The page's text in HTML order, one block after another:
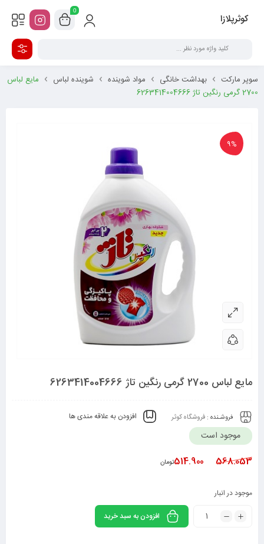
کوثرپلازا
0
سوپر مارکت بهداشت خانگی مواد شوینده شوینده لباس
مایع لباس
2700 گرمی رنگین تاژ 6263414004666
9%
مایع لباس 2700 گرمی رنگین تاژ 6263414004666
فروشـنده : فروشگاه کوثر افزودن به علاقه مندی ها
موجود است
568.053
514.900تومان
موجود در انبار
افزودن به سبد خرید